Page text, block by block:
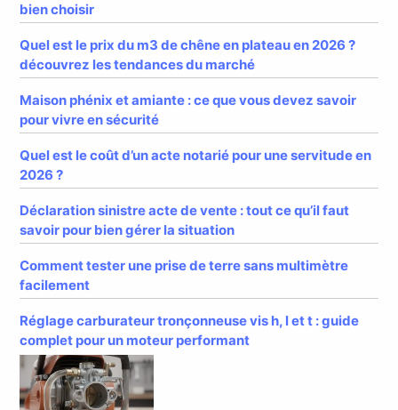
bien choisir
Quel est le prix du m3 de chêne en plateau en 2026 ?
découvrez les tendances du marché
Maison phénix et amiante : ce que vous devez savoir
pour vivre en sécurité
Quel est le coût d’un acte notarié pour une servitude en
2026 ?
Déclaration sinistre acte de vente : tout ce qu’il faut
savoir pour bien gérer la situation
Comment tester une prise de terre sans multimètre
facilement
Réglage carburateur tronçonneuse vis h, l et t : guide
complet pour un moteur performant